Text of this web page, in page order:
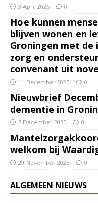
3 April 2026 0
Hoe kunnen
blijven wonen en
Groningen met de
zorg en
convenant uit
11 December 2025 0
Nieuwbrief
dementie in
7 December 2025 0
welkom bij
29 November 2025 0
ALGEMEEN NIEUWS